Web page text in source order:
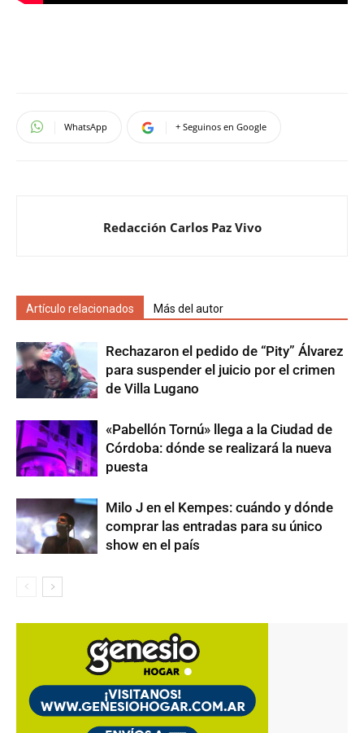
WhatsApp + Seguinos en Google
Redacción Carlos Paz Vivo
Artículo relacionados Más del autor
Rechazaron el pedido de “Pity” Álvarez
para suspender el juicio por el crimen
de Villa Lugano
«Pabellón Tornú» llega a la Ciudad de
Córdoba: dónde se realizará la nueva
puesta
Milo J en el Kempes: cuándo y dónde
comprar las entradas para su único
show en el país